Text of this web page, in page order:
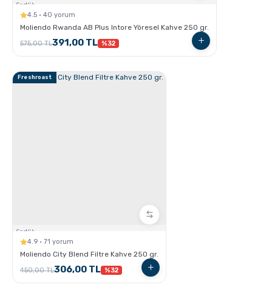
GROSCHE Chicago Çelik Çay Demleme ve Saklama
Termosu
Sertlik:
4.5 · 40 yorum
Moliendo Rwanda AB Plus Intore Yöresel Kahve 250 gr.
575,00 TL391,00 TL %32
Freshroast
Sertlik:
4.9 · 71 yorum
Moliendo City Blend Filtre Kahve 250 gr.
450,00 TL306,00 TL %32